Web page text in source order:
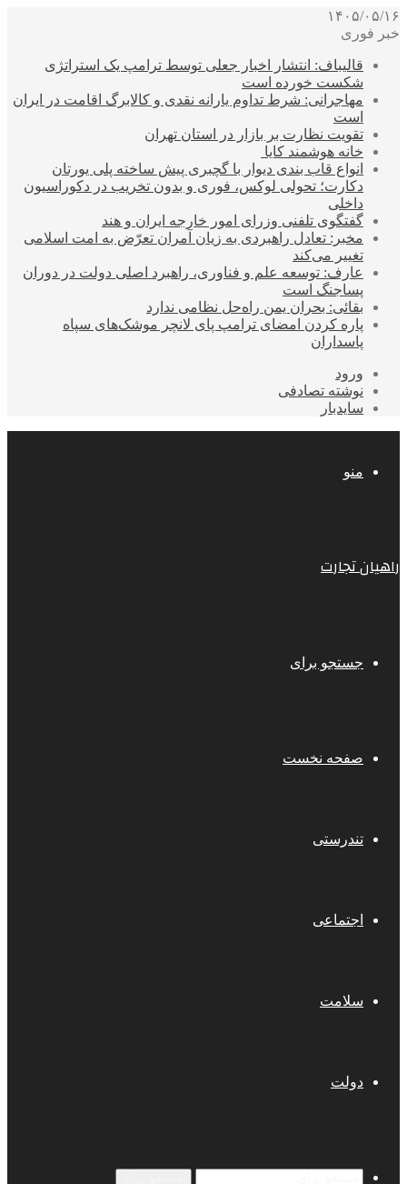
۱۴۰۵/۰۵/۱۶
خبر فوری
قالیباف: انتشار اخبار جعلی توسط ترامپ یک استراتژی
شکست خورده است
مهاجرانی: شرط تداوم یارانه نقدی و کالابرگ اقامت در ایران
است
تقویت نظارت بر بازار در استان تهران
خانه هوشمند کایا
انواع قاب بندی دیوار با گچبری پیش ساخته پلی یورتان
دکارت؛ تحولی لوکس، فوری و بدون تخریب در دکوراسیون
داخلی
گفتگوی تلفنی وزرای امور خارجه ایران و هند
مخبر: تعادل راهبردی به زیان آمران تعرّض به امت اسلامی
تغییر می‌کند
عارف: توسعه علم و فناوری، راهبرد اصلی دولت در دوران
پساجنگ است
بقائی: بحران یمن راه‌حل نظامی ندارد
پاره کردن امضای ترامپ پای لانچر موشک‌های سپاه
پاسداران
ورود
نوشته تصادفی
سایدبار
منو
راهیان تجارت
جستجو برای
صفحه نخست
تندرستی
اجتماعی
سلامت
دولت